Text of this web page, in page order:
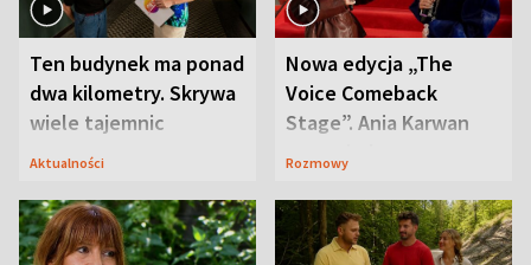
Ten budynek ma ponad
dwa kilometry. Skrywa
wiele tajemnic
Aktualności
Nowa edycja „The
Voice Comeback
Stage”. Ania Karwan
zapowiada
Rozmowy